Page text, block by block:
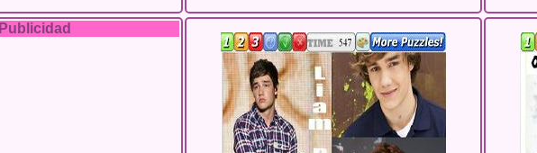
Publicidad